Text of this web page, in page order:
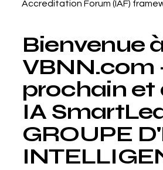
Accreditation Forum (IAF)
Bienvenue
VBNN.com
prochain et
IA
GROUPE